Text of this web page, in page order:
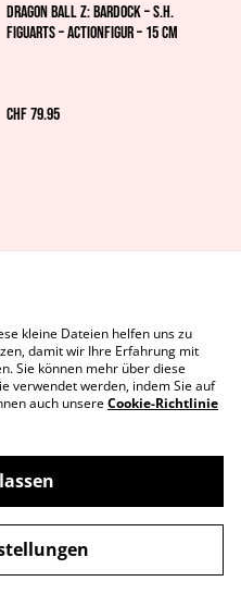
Dragon Ball Z: Bardock – S.H.
Figuarts – Actionfigur – 15 cm
CHF 79.95
Cookie-Richtlinie
uns
powered by
kleine Dateien helfen uns zu
damit wir Ihre Erfahrung mit
Sie können mehr über diese
verwendet werden, indem Sie auf
auch unsereCookie-Richtlinie